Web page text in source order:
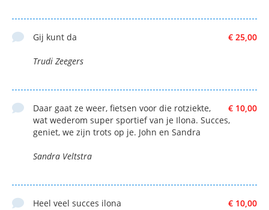
€ 25,00
Gij kunt da
Trudi Zeegers
€ 10,00
Daar gaat ze weer, fietsen voor die rotziekte,
wat wederom super sportief van je Ilona. Succes,
geniet, we zijn trots op je. John en Sandra
Sandra Veltstra
€ 10,00
Heel veel succes ilona